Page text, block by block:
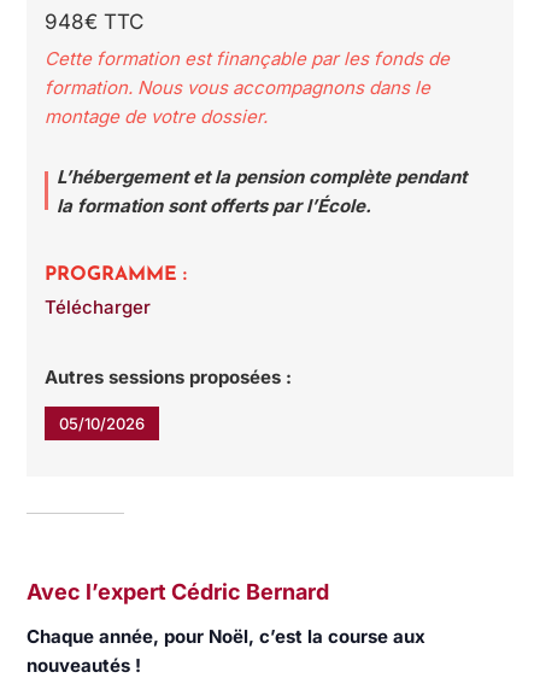
948€ TTC
Cette formation est finançable par les fonds de
formation. Nous vous accompagnons dans le
montage de votre dossier.
L’hébergement et la pension complète pendant
la formation sont offerts par l’École.
PROGRAMME :
Télécharger
Autres sessions proposées :
05/10/2026
Avec l’expert Cédric Bernard
Chaque année, pour Noël, c’est la course aux
nouveautés !